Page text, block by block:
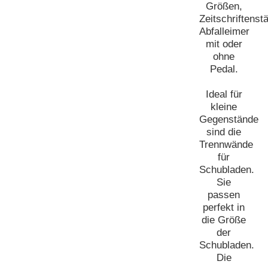
Größen,
Abfalleimer
mit oder
ohne
Pedal.
Ideal für
kleine
Gegenstände
sind die
Trennwände
für
Schubladen.
Sie
passen
perfekt in
die Größe
der
Schubladen.
Die